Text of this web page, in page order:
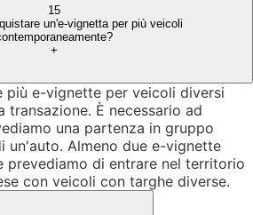
15
un'e-vignetta per più veicoli
+
più e-vignette per veicoli diversi
transazione. È necessario ad
una partenza in gruppo
un'auto. Almeno due e-vignette
prevediamo di entrare nel territorio
con veicoli con targhe diverse.